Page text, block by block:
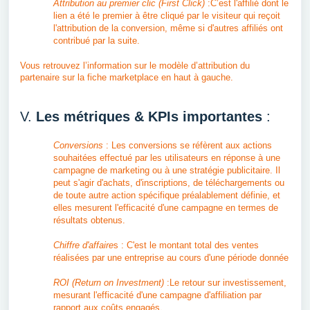
Attribution au premier clic (First Click) :C’est l'affilié dont le
lien a été le premier à être cliqué par le visiteur qui reçoit
l'attribution de la conversion, même si d'autres affiliés ont
contribué par la suite.
Vous retrouvez l’information sur le modèle d’attribution du
partenaire sur la fiche marketplace en haut à gauche.
V. Les métriques & KPIs importantes :
Conversions : Les conversions se réfèrent aux actions
souhaitées effectué par les utilisateurs en réponse à une
campagne de marketing ou à une stratégie publicitaire. Il
peut s'agir d'achats, d'inscriptions, de téléchargements ou
de toute autre action spécifique préalablement définie, et
elles mesurent l'efficacité d'une campagne en termes de
résultats obtenus.
Chiffre d'affaires : C'est le montant total des ventes
réalisées par une entreprise au cours d'une période donnée
ROI (Return on Investment) :Le retour sur investissement,
mesurant l'efficacité d'une campagne d'affiliation par
rapport aux coûts engagés.